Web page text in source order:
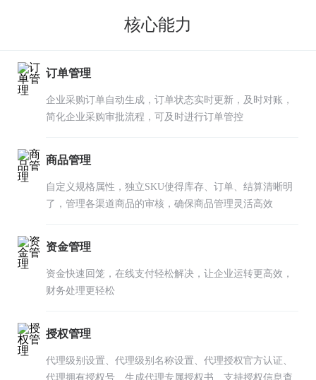
核心能力
订单管理
企业采购订单自动生成，订单状态实时更新，及时对账，
简化企业采购审批流程，可及时进行订单管控
商品管理
自定义规格属性，独立SKU使得库存、订单、结算清晰明
了，管理各渠道商品的审核，确保商品管理灵活高效
资金管理
资金快速回笼，在线支付轻松解决，让企业运转更高效，
财务处理更轻松
授权管理
代理级别设置、代理级别名称设置、代理授权官方认证、
代理拥有授权号、生成代理专属授权书、支持授权信息查